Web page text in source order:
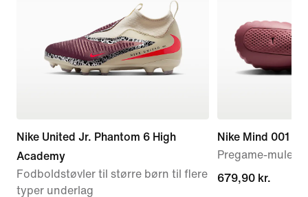
Nike United Jr. Phantom 6 High
Academy
Fodboldstøvler til større børn til flere
typer underlag
Nike Mind 001
Pregame-mules
679,90 kr.
679,90 kr.